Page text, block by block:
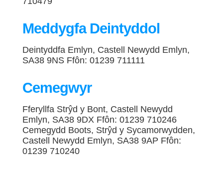
Meddygfa Deintyddol
Deintyddfa Emlyn, Castell Newydd Emlyn,
SA38 9NS Ffôn: 01239 711111
Cemegwyr
Fferyllfa Strŷd y Bont, Castell Newydd
Emlyn, SA38 9DX Ffôn: 01239 710246
Cemegydd Boots, Strŷd y Sycamorwydden,
Castell Newydd Emlyn, SA38 9AP Ffôn:
01239 710240